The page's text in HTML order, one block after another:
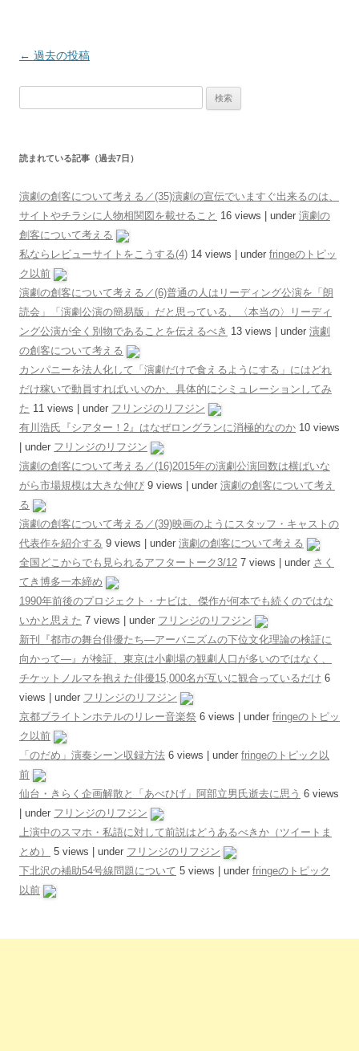
投稿ナビゲーション
← 過去の投稿
読まれている記事（過去7日）
演劇の創客について考える／(35)演劇の宣伝でいますぐ出来るのは、
サイトやチラシに人物相関図を載せること 16 views under 演劇の
創客について考える
私ならレビューサイトをこうする(4) 14 views under fringeのトピッ
ク以前
演劇の創客について考える／(6)普通の人はリーディング公演を「朗
読会」「演劇公演の簡易版」だと思っている、〈本当の〉リーディ
ング公演が全く別物であることを伝えるべき 13 views under 演劇
の創客について考える
カンパニーを法人化して「演劇だけで食えるようにする」にはどれ
だけ稼いで動員すればいいのか、具体的にシミュレーションしてみ
た 11 views under フリンジのリフジン
有川浩氏『シアター！2』はなぜロングランに消極的なのか 10 views
under フリンジのリフジン
演劇の創客について考える／(16)2015年の演劇公演回数は横ばいな
がら市場規模は大きな伸び 9 views under 演劇の創客について考え
る
演劇の創客について考える／(39)映画のようにスタッフ・キャストの
代表作を紹介する 9 views under 演劇の創客について考える
全国どこからでも見られるアフタートーク3/12 7 views under さく
てき博多一本締め
1990年前後のプロジェクト・ナビは、傑作が何本でも続くのではな
いかと思えた 7 views under フリンジのリフジン
新刊『都市の舞台俳優たち―アーバニズムの下位文化理論の検証に
向かって―』が検証、東京は小劇場の観劇人口が多いのではなく、
チケットノルマを抱えた俳優15,000名が互いに観合っているだけ 6
views
under フリンジのリフジン
京都ブライトンホテルのリレー音楽祭 6 views under fringeのトピッ
ク以前
「のだめ」演奏シーン収録方法 6 views under fringeのトピック以
前
仙台・きらく企画解散と「あべひげ」阿部立男氏逝去に思う 6 views
under フリンジのリフジン
上演中のスマホ・私語に対して前説はどうあるべきか（ツイートま
とめ）
5 views under フリンジのリフジン
下北沢の補助54号線問題について 5 views under fringeのトピック
以前